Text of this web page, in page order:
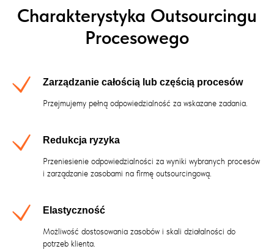
Charakterystyka Outsourcingu
Procesowego
Zarządzanie całością lub częścią procesów
Przejmujemy pełną odpowiedzialność za wskazane zadania.
Redukcja ryzyka
Przeniesienie odpowiedzialności za wyniki wybranych procesów
i zarządzanie zasobami na firmę outsourcingową.
Elastyczność
Możliwość dostosowania zasobów i skali działalności do
potrzeb klienta.